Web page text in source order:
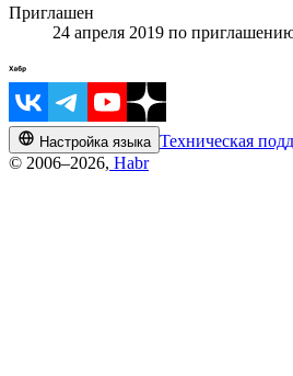
Приглашен
24 апреля 2019 по
Настройка языка Техническая
© 2006–2026, Habr